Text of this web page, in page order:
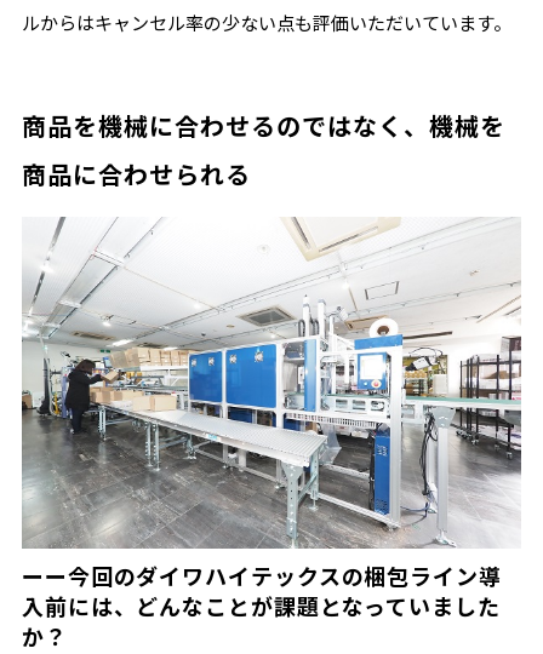
ルからはキャンセル率の少ない点も評価いただいています。
商品を機械に合わせるのではなく、機械を
商品に合わせられる
ーー今回のダイワハイテックスの梱包ライン導
入前には、どんなことが課題となっていました
か？